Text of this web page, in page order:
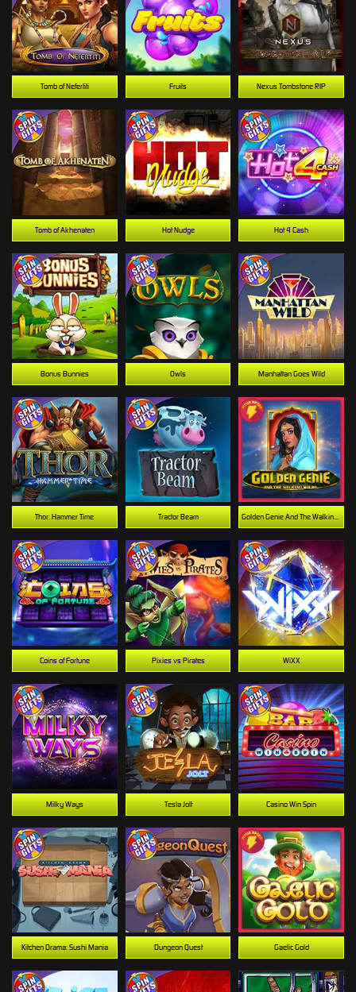
Nexus Tombstone RIP
Manhattan Goes Wild
Tractor Beam
Casino Win Spin
Hot Nudge
Tomb of Nefertiti
Tomb of Akhenaten
Golden Genie And The Walking Wilds
Tesla Jolt
Dungeon Quest
Coins of Fortune WiXX
Fruits
Bonus Bunnies
Hot 4 Cash
Owls
Milky Ways
Gaelic Gold
Kitchen Drama: Sushi Mania
Pixies vs Pirates
Thor: Hammer Time